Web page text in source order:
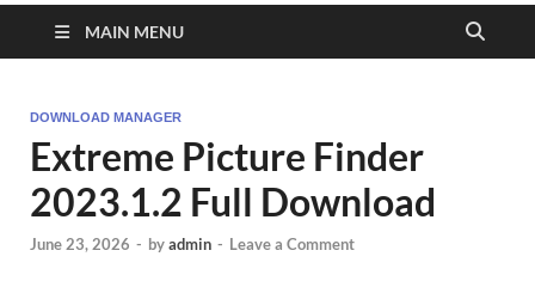
2023
MAIN MENU
DOWNLOAD MANAGER
Extreme Picture Finder
2023.1.2 Full Download
June 23, 2026 - byadmin - Leave a Comment